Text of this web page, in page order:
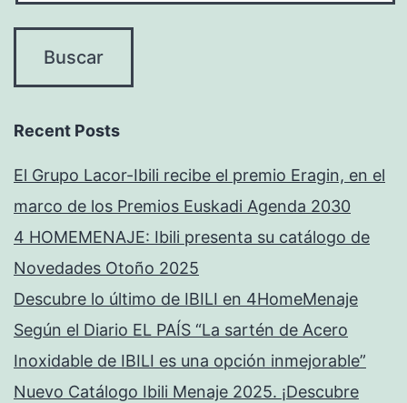
Recent Posts
El Grupo Lacor-Ibili recibe el premio Eragin, en el
marco de los Premios Euskadi Agenda 2030
4 HOMEMENAJE: Ibili presenta su catálogo de
Novedades Otoño 2025
Descubre lo último de IBILI en 4HomeMenaje
Según el Diario EL PAÍS “La sartén de Acero
Inoxidable de IBILI es una opción inmejorable”
Nuevo Catálogo Ibili Menaje 2025. ¡Descubre